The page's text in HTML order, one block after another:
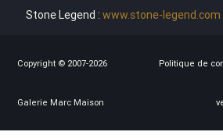
Stone Legend : www.stone-legend.com
Copyright © 2007-2026
Galerie Marc Maison
Politique de